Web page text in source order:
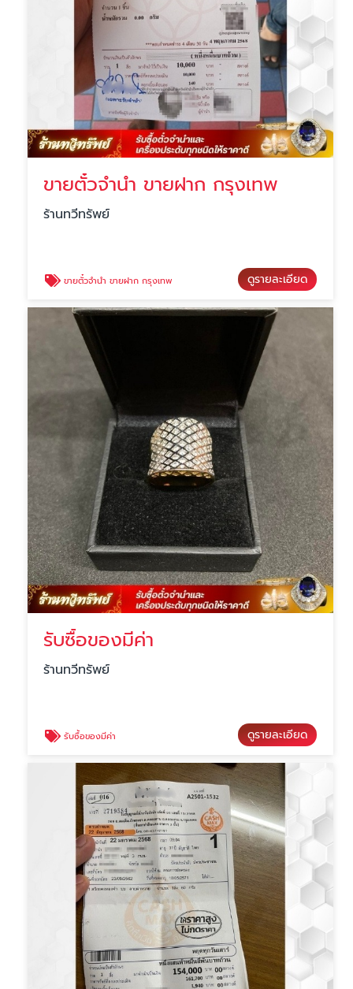
ขายตั๋วจำนำ ขายฝาก กรุงเทพ
ร้านทวีทรัพย์
ขายตั๋วจำนำ ขายฝาก กรุงเทพ ดูรายละเอียด
รับซื้อของมีค่า
ร้านทวีทรัพย์
รับซื้อของมีค่า ดูรายละเอียด